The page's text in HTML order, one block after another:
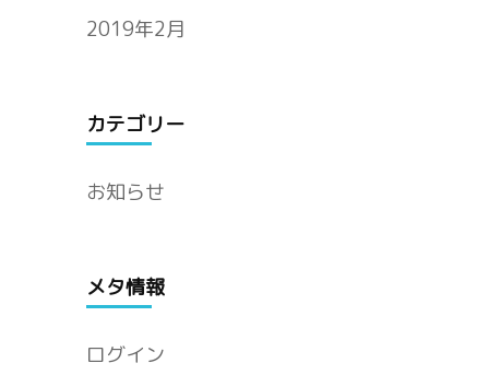
2019年2月
カテゴリー
お知らせ
メタ情報
ログイン